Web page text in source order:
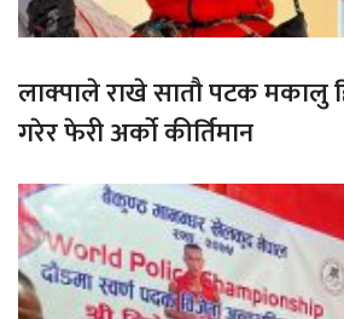
लाक्पाले राखे सातौ पटक मकालु
गरेर फेरी अर्को कीर्तिमान